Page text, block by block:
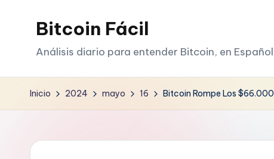
Bitcoin Fácil
Análisis diario para entender Bitcoin, en Español
Inicio 2024 mayo 16 Bitcoin Rompe Los